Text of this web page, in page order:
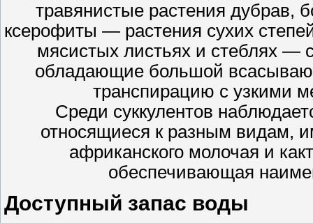
травянистые растения дубрав,
ксерофиты — растения сухих
мясистых листьях и стеблях —
обладающие большой
транспирацию с узкими
Среди суккулентов
относящиеся к разным видам,
африканского молочая и
обеспечивающая
Доступный запас воды